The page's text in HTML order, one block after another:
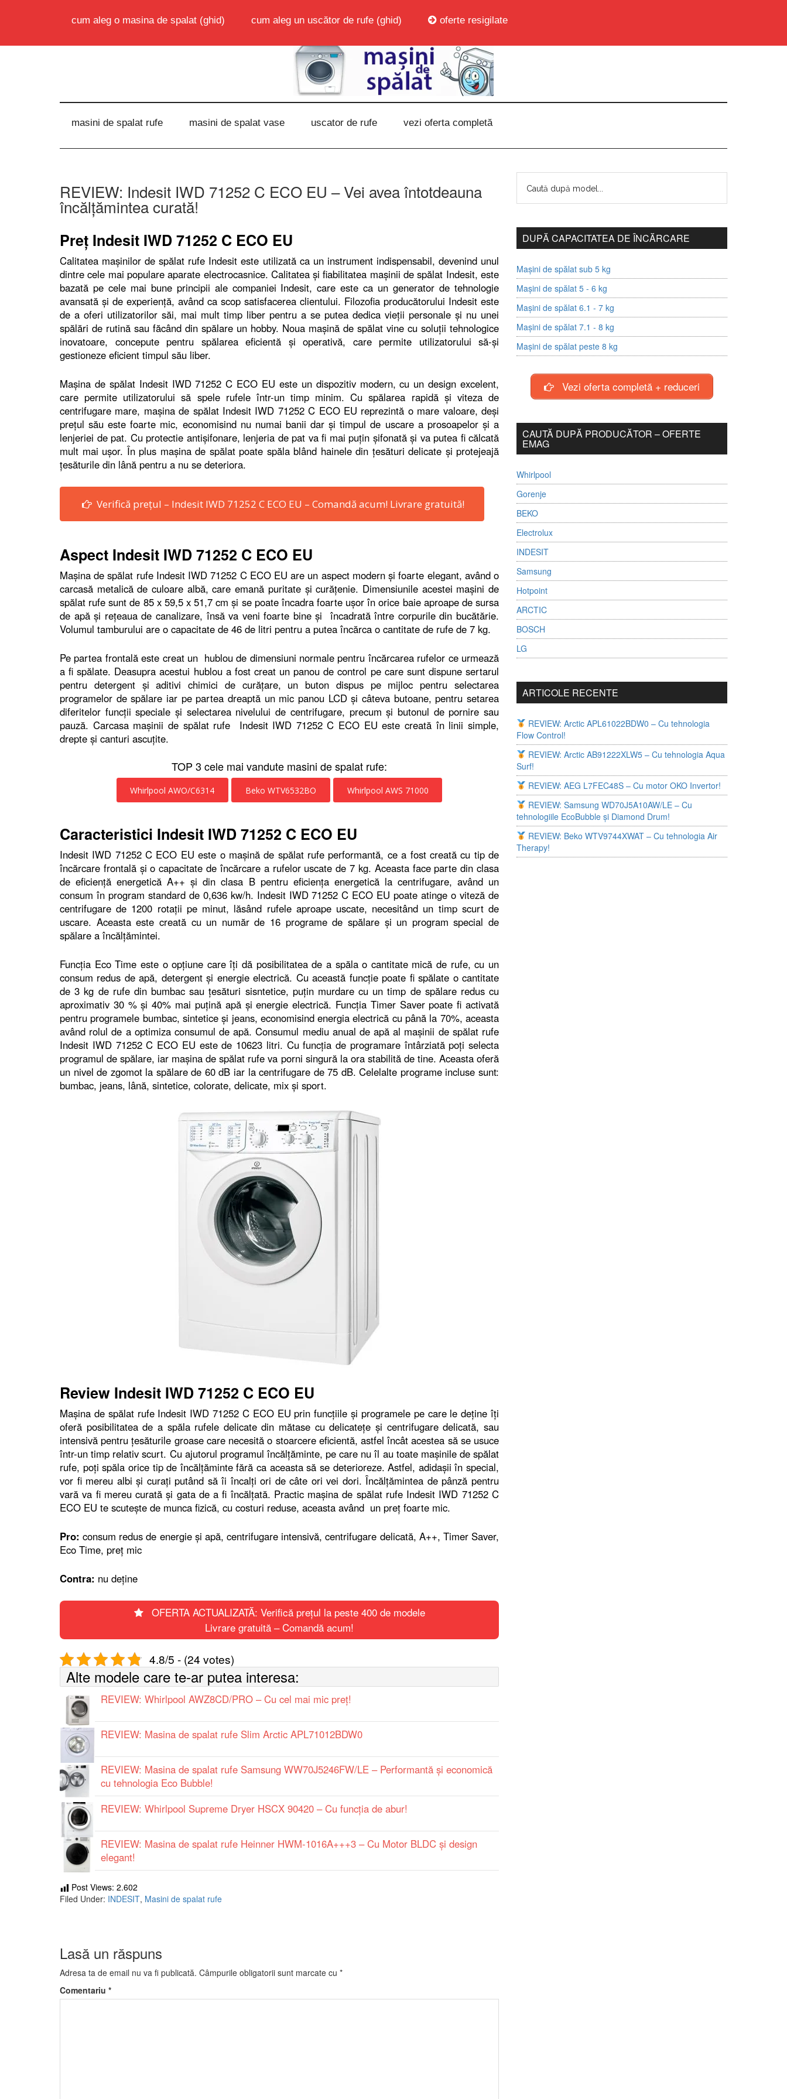
cum aleg o masina de spalat (ghid) cum aleg un uscător de rufe (ghid) oferte resigilate
masini de spalat rufe masini de spalat vase uscator de rufe vezi oferta completă
REVIEW: Indesit IWD 71252 C ECO EU – Vei avea întotdeauna
încălţămintea curată!
Preţ Indesit IWD 71252 C ECO EU
Calitatea maşinilor de spălat rufe Indesit este utilizată ca un instrument indispensabil, devenind unul
dintre cele mai populare aparate electrocasnice. Calitatea şi fiabilitatea maşinii de spălat Indesit, este
bazată pe cele mai bune principii ale companiei Indesit, care este ca un generator de tehnologie
avansată şi de experienţă, având ca scop satisfacerea clientului. Filozofia producătorului Indesit este
de a oferi utilizatorilor săi, mai mult timp liber pentru a se putea dedica vieţii personale şi nu unei
spălări de rutină sau făcând din spălare un hobby. Noua maşină de spălat vine cu soluţii tehnologice
inovatoare, concepute pentru spălarea eficientă şi operativă, care permite utilizatorului să-şi
gestioneze eficient timpul său liber.
Maşina de spălat Indesit IWD 71252 C ECO EU este un dispozitiv modern, cu un design excelent,
care permite utilizatorului să spele rufele într-un timp minim. Cu spălarea rapidă şi viteza de
centrifugare mare, maşina de spălat Indesit IWD 71252 C ECO EU reprezintă o mare valoare, deşi
preţul său este foarte mic, economisind nu numai banii dar şi timpul de uscare a prosoapelor şi a
lenjeriei de pat. Cu protectie antişifonare, lenjeria de pat va fi mai puţin şifonată şi va putea fi călcată
mult mai uşor. În plus maşina de spălat poate spăla blând hainele din ţesături delicate şi protejeajă
ţesăturile din lână pentru a nu se deteriora.
Verifică prețul – Indesit IWD 71252 C ECO EU – Comandă acum! Livrare gratuită!
Aspect Indesit IWD 71252 C ECO EU
Maşina de spălat rufe Indesit IWD 71252 C ECO EU are un aspect modern şi foarte elegant, având o
carcasă metalică de culoare albă, care emană puritate şi curăţenie. Dimensiunile acestei maşini de
spălat rufe sunt de 85 x 59,5 x 51,7 cm şi se poate încadra foarte uşor în orice baie aproape de sursa
de apă şi reţeaua de canalizare, însă va veni foarte bine şi încadrată între corpurile din bucătărie.
Volumul tamburului are o capacitate de 46 de litri pentru a putea încărca o cantitate de rufe de 7 kg.
Pe partea frontală este creat un hublou de dimensiuni normale pentru încărcarea rufelor ce urmează
a fi spălate. Deasupra acestui hublou a fost creat un panou de control pe care sunt dispune sertarul
pentru detergent şi aditivi chimici de curăţare, un buton dispus pe mijloc pentru selectarea
programelor de spălare iar pe partea dreaptă un mic panou LCD şi câteva butoane, pentru setarea
diferitelor funcţii speciale şi selectarea nivelului de centrifugare, precum şi butonul de pornire sau
pauză. Carcasa maşinii de spălat rufe Indesit IWD 71252 C ECO EU este creată în linii simple,
drepte şi canturi ascuţite.
TOP 3 cele mai vandute masini de spalat rufe:
Whirlpool AWO/C6314 Beko WTV6532BO Whirlpool AWS 71000
Caracteristici Indesit IWD 71252 C ECO EU
Indesit IWD 71252 C ECO EU este o maşină de spălat rufe performantă, ce a fost creată cu tip de
încărcare frontală şi o capacitate de încărcare a rufelor uscate de 7 kg. Aceasta face parte din clasa
de eficienţă energetică A++ şi din clasa B pentru eficienţa energetică la centrifugare, având un
consum în program standard de 0,636 kw/h. Indesit IWD 71252 C ECO EU poate atinge o viteză de
centrifugare de 1200 rotaţii pe minut, lăsând rufele aproape uscate, necesitând un timp scurt de
uscare. Aceasta este creată cu un număr de 16 programe de spălare şi un program special de
spălare a încălţămintei.
Funcţia Eco Time este o opţiune care îţi dă posibilitatea de a spăla o cantitate mică de rufe, cu un
consum redus de apă, detergent şi energie electrică. Cu această funcţie poate fi spălate o cantitate
de 3 kg de rufe din bumbac sau ţesături sisntetice, puţin murdare cu un timp de spălare redus cu
aproximativ 30 % şi 40% mai puţină apă şi energie electrică. Funcţia Timer Saver poate fi activată
pentru programele bumbac, sintetice şi jeans, economisind energia electrică cu până la 70%, aceasta
având rolul de a optimiza consumul de apă. Consumul mediu anual de apă al maşinii de spălat rufe
Indesit IWD 71252 C ECO EU este de 10623 litri. Cu funcţia de programare întârziată poţi selecta
programul de spălare, iar maşina de spălat rufe va porni singură la ora stabilită de tine. Aceasta oferă
un nivel de zgomot la spălare de 60 dB iar la centrifugare de 75 dB. Celelalte programe incluse sunt:
bumbac, jeans, lână, sintetice, colorate, delicate, mix şi sport.
Review Indesit IWD 71252 C ECO EU
Maşina de spălat rufe Indesit IWD 71252 C ECO EU prin funcţiile şi programele pe care le deţine îţi
oferă posibilitatea de a spăla rufele delicate din mătase cu delicateţe şi centrifugare delicată, sau
intensivă pentru ţesăturile groase care necesită o stoarcere eficientă, astfel încât acestea să se usuce
într-un timp relativ scurt. Cu ajutorul programul încălţăminte, pe care nu îl au toate maşinile de spălat
rufe, poţi spăla orice tip de încălţăminte fără ca aceasta să se deterioreze. Astfel, adidaşii în special,
vor fi mereu albi şi curaţi putând să îi încalţi ori de câte ori vei dori. Încălţămintea de pânză pentru
vară va fi mereu curată şi gata de a fi încălţată. Practic maşina de spălat rufe Indesit IWD 71252 C
ECO EU te scuteşte de munca fizică, cu costuri reduse, aceasta având un preţ foarte mic.
Pro: consum redus de energie şi apă, centrifugare intensivă, centrifugare delicată, A++, Timer Saver,
Eco Time, preţ mic
Contra: nu deţine
OFERTA ACTUALIZATĂ: Verifică prețul la peste 400 de modele
Livrare gratuită – Comandă acum!
4.8/5 - (24 votes)
Alte modele care te-ar putea interesa:
REVIEW: Whirlpool AWZ8CD/PRO – Cu cel mai mic preț!
REVIEW: Masina de spalat rufe Slim Arctic APL71012BDW0
REVIEW: Masina de spalat rufe Samsung WW70J5246FW/LE – Performantă și economică
cu tehnologia Eco Bubble!
REVIEW: Whirlpool Supreme Dryer HSCX 90420 – Cu funcţia de abur!
REVIEW: Masina de spalat rufe Heinner HWM-1016A+++3 – Cu Motor BLDC și design
elegant!
Post Views: 2.602
Filed Under: INDESIT, Masini de spalat rufe
Lasă un răspuns
Adresa ta de email nu va fi publicată. Câmpurile obligatorii sunt marcate cu *
Comentariu *
DUPĂ CAPACITATEA DE ÎNCĂRCARE
Mașini de spălat sub 5 kg
Mașini de spălat 5 - 6 kg
Mașini de spălat 6.1 - 7 kg
Mașini de spălat 7.1 - 8 kg
Mașini de spălat peste 8 kg
Vezi oferta completă + reduceri
CAUTĂ DUPĂ PRODUCĂTOR – OFERTE
EMAG
Whirlpool
Gorenje
BEKO
Electrolux
INDESIT
Samsung
Hotpoint
ARCTIC
BOSCH
LG
ARTICOLE RECENTE
REVIEW: Arctic APL61022BDW0 – Cu tehnologia
Flow Control!
REVIEW: Arctic AB91222XLW5 – Cu tehnologia Aqua
Surf!
REVIEW: AEG L7FEC48S – Cu motor OKO Invertor!
REVIEW: Samsung WD70J5A10AW/LE – Cu
tehnologiile EcoBubble și Diamond Drum!
REVIEW: Beko WTV9744XWAT – Cu tehnologia Air
Therapy!